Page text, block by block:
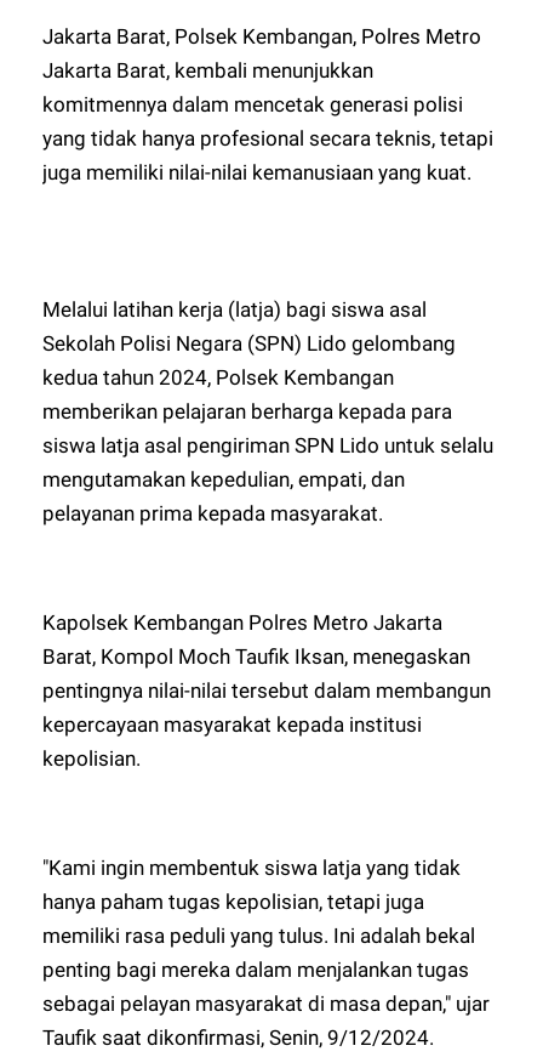
Jakarta Barat, Polsek Kembangan, Polres Metro
Jakarta Barat, kembali menunjukkan
komitmennya dalam mencetak generasi polisi
yang tidak hanya profesional secara teknis, tetapi
juga memiliki nilai-nilai kemanusiaan yang kuat.
Melalui latihan kerja (latja) bagi siswa asal
Sekolah Polisi Negara (SPN) Lido gelombang
kedua tahun 2024, Polsek Kembangan
memberikan pelajaran berharga kepada para
siswa latja asal pengiriman SPN Lido untuk selalu
mengutamakan kepedulian, empati, dan
pelayanan prima kepada masyarakat.
Kapolsek Kembangan Polres Metro Jakarta
Barat, Kompol Moch Taufik Iksan, menegaskan
pentingnya nilai-nilai tersebut dalam membangun
kepercayaan masyarakat kepada institusi
kepolisian.
"Kami ingin membentuk siswa latja yang tidak
hanya paham tugas kepolisian, tetapi juga
memiliki rasa peduli yang tulus. Ini adalah bekal
penting bagi mereka dalam menjalankan tugas
sebagai pelayan masyarakat di masa depan," ujar
Taufik saat dikonfirmasi, Senin, 9/12/2024.